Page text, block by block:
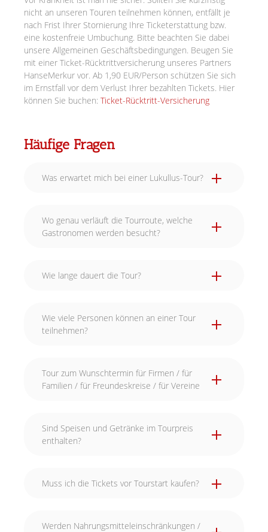
nicht an unseren Touren teilnehmen können, entfällt je
nach Frist Ihrer Stornierung Ihre Ticketerstattung bzw.
eine kostenfreie Umbuchung. Bitte beachten Sie dabei
unsere Allgemeinen Geschäftsbedingungen. Beugen Sie
mit einer Ticket-Rücktrittversicherung unseres Partners
HanseMerkur vor. Ab 1,90 EUR/Person schützen Sie sich
im Ernstfall vor dem Verlust Ihrer bezahlten Tickets. Hier
können Sie buchen: Ticket-Rücktritt-Versicherung
Häufige Fragen
Was erwartet mich bei einer Lukullus-Tour?
Wo genau verläuft die Tourroute, welche
Gastronomen werden besucht?
Wie lange dauert die Tour?
Wie viele Personen können an einer Tour
teilnehmen?
Tour zum Wunschtermin für Firmen / für
Familien / für Freundeskreise / für Vereine
Sind Speisen und Getränke im Tourpreis
enthalten?
Muss ich die Tickets vor Tourstart kaufen?
Werden Nahrungsmitteleinschränkungen /